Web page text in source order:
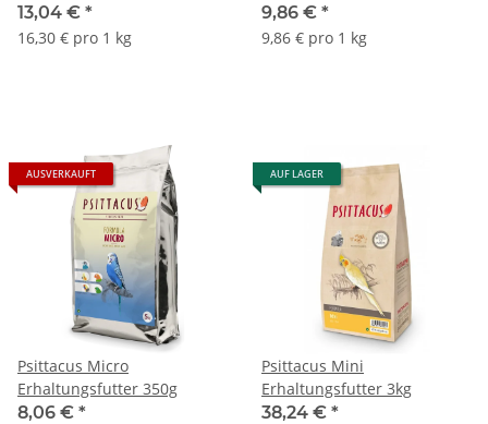
13,04 € *
16,30 € pro 1 kg
9,86 € *
9,86 € pro 1 kg
AUSVERKAUFT
Psittacus Micro
Erhaltungsfutter 350g
8,06 € *
AUF LAGER
Psittacus Mini
Erhaltungsfutter 3kg
38,24 € *